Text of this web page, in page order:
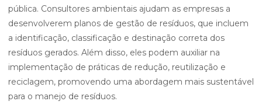
pública. Consultores ambientais ajudam as empresas a
desenvolverem planos de gestão de resíduos, que incluem
a identificação, classificação e destinação correta dos
resíduos gerados. Além disso, eles podem auxiliar na
implementação de práticas de redução, reutilização e
reciclagem, promovendo uma abordagem mais sustentável
para o manejo de resíduos.